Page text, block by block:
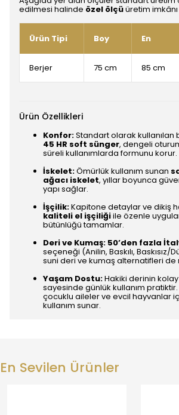
edilmesi halinde özel ölçüüretim
Ürün Tipi Boy En
Berjer 75 cm 85 cm
Ürün Özellikleri
Konfor:Standart olarak kullanılan
45 HR soft sünger, dengeli
süreli kullanımlarda formunu korur.
İskelet:Ömürlük kullanım sunan
ağacı iskelet, yıllar boyunca
yapı sağlar.
İşçilik:Kapitone detaylar ve dikiş
kaliteli el işçiliğiile özenle
bütünlüğü tamamlar.
Deri ve Kumaş: 50’den fazla
seçeneği (Anilin, Baskılı, Baskısız/
suni deri ve kumaş alternatifleri de
Yaşam Dostu:Hakiki derinin
sayesinde günlük kullanım pratiktir.
çocuklu aileler ve evcil hayvanlar
kullanım sunar.
En Sevilen Ürünler